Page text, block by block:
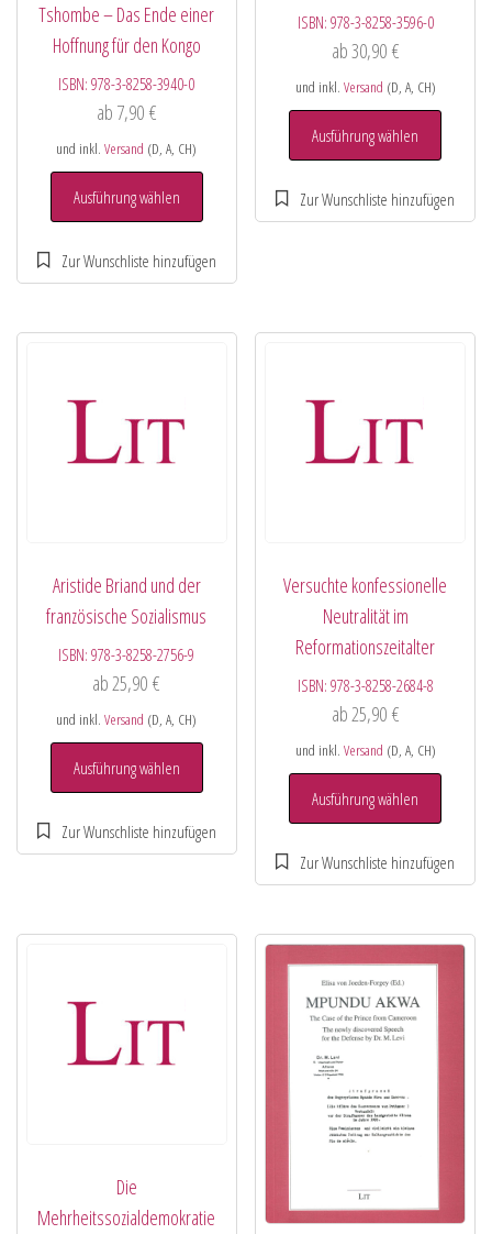
Tshombe – Das Ende einer
Hoffnung für den Kongo
ISBN:978-3-8258-3940-0
ab 7,90 €
und inkl.Versand (D, A, CH)
Ausführung wählen
ISBN: 978-3-8258-3596-0
ab30,90 €
und inkl. Versand (D, A, CH)
Ausführung wählen
Aristide Briand und der
französische Sozialismus
ISBN:978-3-8258-2756-9
ab25,90€
und inkl.Versand (D, A, CH)
Ausführung wählen
Versuchte konfessionelle
Neutralität im
Reformationszeitalter
ISBN: 978-3-8258-2684-8
ab25,90 €
und inkl. Versand (D, A, CH)
Ausführung wählen
Die
Mehrheitssozialdemokratie